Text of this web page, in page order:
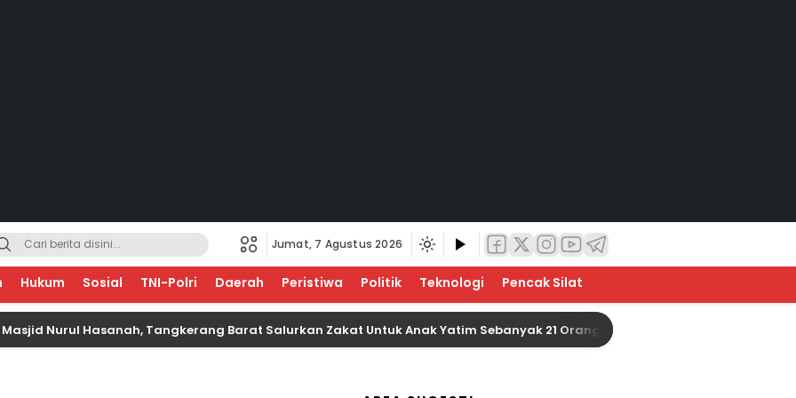
Jumat, 7 Agustus 2026
Hukum Sosial TNI-Polri Daerah Peristiwa Politik Teknologi Pencak Silat
Nurul Hasanah, Tangkerang Barat Salurkan Zakat Untuk Anak Yatim Sebanyak 21 Orang